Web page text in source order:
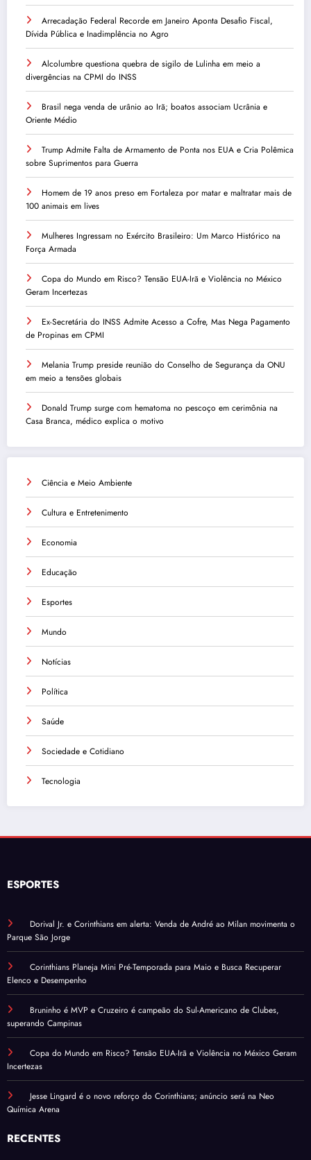
Arrecadação Federal Recorde em Janeiro Aponta Desafio Fiscal,
Dívida Pública e Inadimplência no Agro
Alcolumbre questiona quebra de sigilo de Lulinha em meio a
divergências na CPMI do INSS
Brasil nega venda de urânio ao Irã; boatos associam Ucrânia e
Oriente Médio
Trump Admite Falta de Armamento de Ponta nos EUA e Cria Polêmica
sobre Suprimentos para Guerra
Homem de 19 anos preso em Fortaleza por matar e maltratar mais de
100 animais em lives
Mulheres Ingressam no Exército Brasileiro: Um Marco Histórico na
Força Armada
Copa do Mundo em Risco? Tensão EUA-Irã e Violência no México
Geram Incertezas
Ex-Secretária do INSS Admite Acesso a Cofre, Mas Nega Pagamento
de Propinas em CPMI
Melania Trump preside reunião do Conselho de Segurança da ONU
em meio a tensões globais
Donald Trump surge com hematoma no pescoço em cerimônia na
Casa Branca, médico explica o motivo
Ciência e Meio Ambiente
Cultura e Entretenimento
Economia
Educação
Esportes
Mundo
Notícias
Política
Saúde
Sociedade e Cotidiano
Tecnologia
ESPORTES
Dorival Jr. e Corinthians em alerta: Venda de André ao Milan movimenta o
Parque São Jorge
Corinthians Planeja Mini Pré-Temporada para Maio e Busca Recuperar
Elenco e Desempenho
Bruninho é MVP e Cruzeiro é campeão do Sul-Americano de Clubes,
superando Campinas
Copa do Mundo em Risco? Tensão EUA-Irã e Violência no México Geram
Incertezas
Jesse Lingard é o novo reforço do Corinthians; anúncio será na Neo
Química Arena
RECENTES